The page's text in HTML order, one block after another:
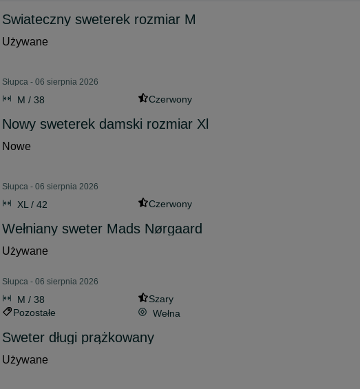
Swiateczny sweterek rozmiar M
Używane
Słupca - 06 sierpnia 2026
M / 38 Czerwony
Nowy sweterek damski rozmiar Xl
Nowe
Słupca - 06 sierpnia 2026
XL / 42 Czerwony
Wełniany sweter Mads Nørgaard
Używane
Słupca - 06 sierpnia 2026
M / 38
Szary
Pozostałe
Wełna
Sweter długi prążkowany
Używane